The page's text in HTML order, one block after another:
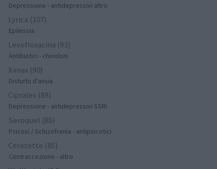
Depressione - antidepressivi altro
Lyrica (107)
Epilessia
Levofloxacina (93)
Antibiotici - chinoloni
Xanax (90)
Disturbi d'ansia
Cipralex (89)
Depressione - antidepressivi SSRI
Seroquel (85)
Psicosi / Schizofrenia - antipsicotici
Cerazette (85)
Contraccezione - altro